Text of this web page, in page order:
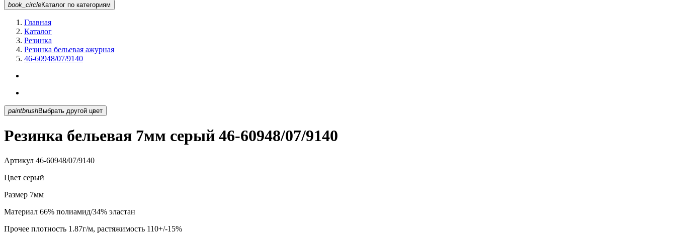
book_circleКаталог по категориям
Главная
Каталог
Резинка
Резинка бельевая ажурная
46-60948/07/9140
paintbrush Выбрать другой цвет
Резинка бельевая 7мм серый 46-60948/07/9140
Артикул 46-60948/07/9140
Цвет серый
Размер 7мм
Материал 66% полиамид/34% эластан
Прочее плотность 1.87г/м, растяжимость 110+/-15%